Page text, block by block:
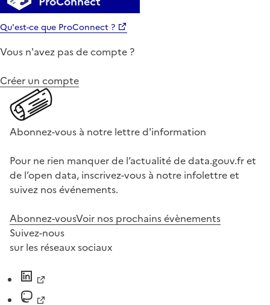
Qu'est-ce que ProConnect ?
Vous n'avez pas de compte ?
Créer un compte
Abonnez-vous à notre lettre d'information
Pour ne rien manquer de l’actualité de data.gouv.fr et
de l’open data, inscrivez-vous à notre infolettre et
suivez nos événements.
Abonnez-vousVoir nos prochains évènements
Suivez-nous
sur les réseaux sociaux